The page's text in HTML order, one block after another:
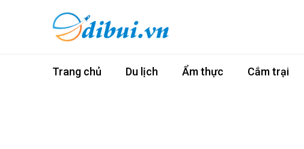
Trang chủ Du lịch Ẩm thực Cắm trại